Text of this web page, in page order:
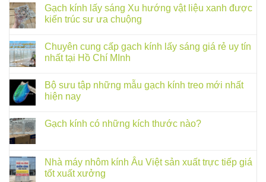
Gạch kính lấy sáng Xu hướng vật liệu xanh được
kiến trúc sư ưa chuộng
Chuyên cung cấp gạch kính lấy sáng giá rẻ uy tín
nhất tại Hồ Chí MInh
Bộ sưu tập những mẫu gạch kính treo mới nhất
hiện nay
Gạch kính có những kích thước nào?
Nhà máy nhôm kính Âu Việt sản xuất trực tiếp giá
tốt xuất xưởng